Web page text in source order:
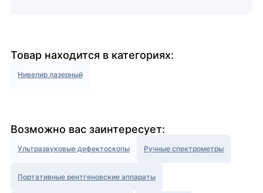
Товар находится в категориях:
Нивелир лазерный
Возможно вас заинтересует:
Ультразвуковые дефектоскопы Ручные спектрометры
Портативные рентгеновские аппараты